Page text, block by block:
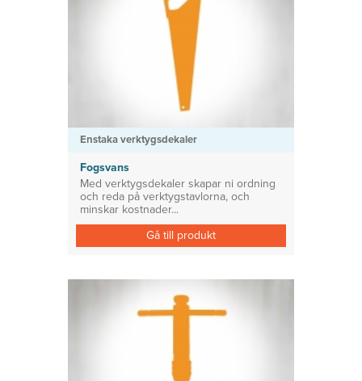
Enstaka verktygsdekaler
Fogsvans
Med verktygsdekaler skapar ni ordning
och reda på verktygstavlorna, och
minskar kostnader...
Gå till produkt